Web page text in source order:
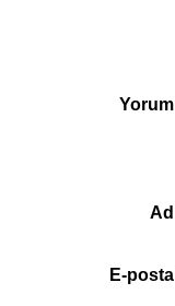
Yorum
Ad
E-posta